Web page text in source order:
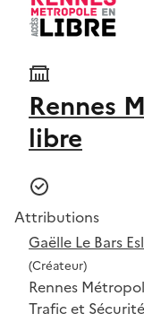
Rennes
libre
Attributions
Gaëlle Le Bars
(Créateur)
Rennes
Trafic et Sécurité